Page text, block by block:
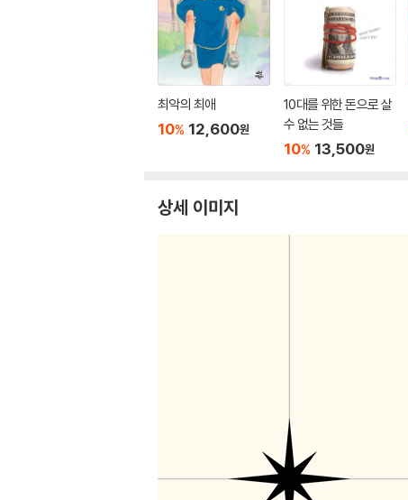
최악의 최애
10% 12,600원
10대를 위한 돈으로 살
수 없는 것들
10% 13,500원
상세 이미지